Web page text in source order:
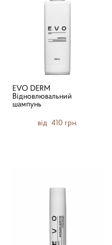
EVO DERM
Відновлювальний
шампунь
від 410 грн.